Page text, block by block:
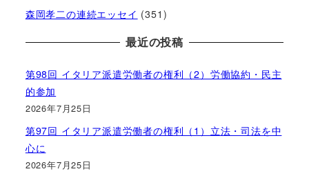
森岡孝二の連続エッセイ (351)
最近の投稿
第98回 イタリア派遣労働者の権利（2）労働協約・民主
的参加
2026年7月25日
第97回 イタリア派遣労働者の権利（1）立法・司法を中
心に
2026年7月25日